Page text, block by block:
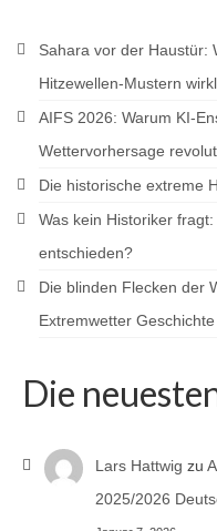
Sahara vor der Haustür:
Hitzewellen-Mustern
AIFS 2026: Warum KI-
Wettervorhersage
Die historische extreme
Was kein Historiker
entschieden?
Die blinden Flecken der
Extremwetter
Die
Lars Hattwig zu
2025/2026